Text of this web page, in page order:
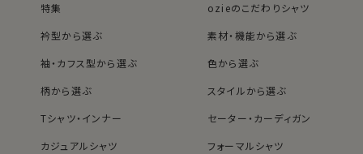
です。
綿×ポリエステル混紡のクールマックス®ファブリック
綿の風合いを活かしつつ、綿100％よりもシワになりにく
いバランス型素材です。
特集
ozieのこだわりシャツ
衿型から選ぶ
素材・機能から選ぶ
袖・カフス型から選ぶ
色から選ぶ
柄から選ぶ
スタイルから選ぶ
Tシャツ・インナー
セーター・カーディガン
カジュアルシャツ
フォーマルシャツ